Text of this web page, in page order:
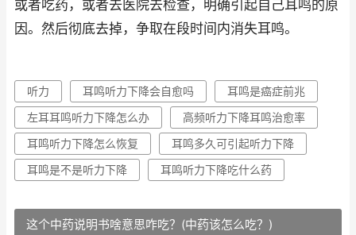
或者吃药，或者去医院去检查，明确引起自己耳鸣的原
因。然后彻底去掉，争取在段时间内消失耳鸣。
听力 耳鸣听力下降会自愈吗
耳鸣是癌症前兆
左耳耳鸣听力下降怎么办
高频听力下降耳鸣治愈率
耳鸣听力下降怎么恢复
耳鸣多久可引起听力下降
耳鸣是不是听力下降
耳鸣听力下降吃什么药
这个中药说明书啥意思咋吃？(中药该怎么吃？)